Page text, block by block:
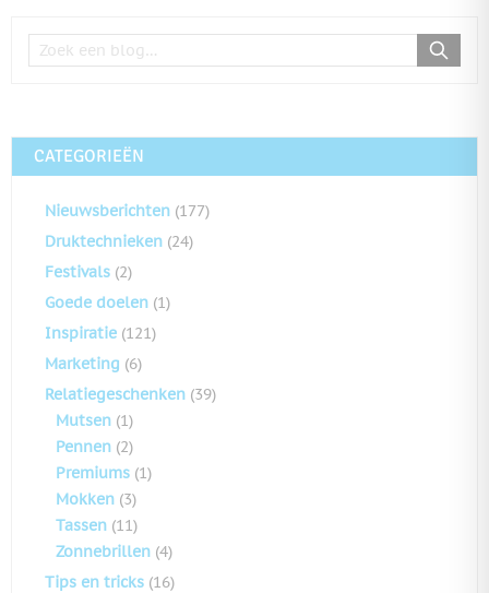
CATEGORIEËN
Nieuwsberichten (177)
Druktechnieken (24)
Festivals (2)
Goede doelen (1)
Inspiratie (121)
Marketing (6)
Relatiegeschenken (39)
Mutsen (1)
Pennen (2)
Premiums (1)
Mokken (3)
Tassen (11)
Zonnebrillen (4)
Tips en tricks (16)